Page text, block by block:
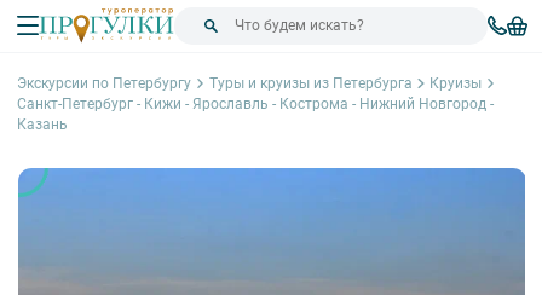
Экскурсии по Петербургу Туры и круизы из Петербурга
Круизы
Санкт-Петербург - Кижи - Ярославль - Кострома - Нижний Новгород -
Казань